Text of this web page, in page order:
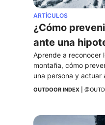
ARTÍCULOS
¿Cómo
ante una
Aprende a reconocer
montaña, cómo
una persona y actuar
OUTDOOR INDEX